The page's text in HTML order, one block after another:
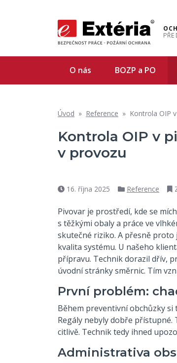
O nás BOZP a PO
Úvod » Reference » Kontrola OIP
Kontrola OIP v
v provozu
Datum
16. října 2025 Rubriky
Reference
Pivovar je prostředí, kde se
s těžkými obaly a práce ve
skutečné riziko. A přesně proto
kvalita systému. U našeho
přípravu. Technik dorazil dřív,
úvodní stránky směrnic. Tím
První problém:
Během preventivní obchůzky
Regály nebyly dobře
citlivě. Technik tedy ihned
Administrativa